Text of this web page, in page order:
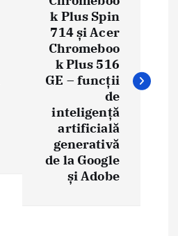
k Plus Spin
714 și Acer
Chromeboo
k Plus 516
GE – funcții
de
inteligență
artificială
generativă
de la Google
și Adobe